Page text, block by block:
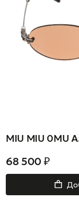
MIU MIU 0MU
68 500 ₽